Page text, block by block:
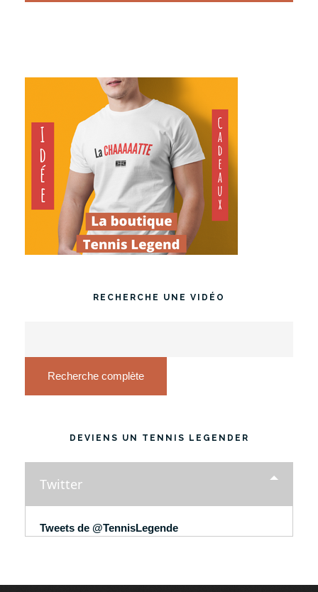
RECHERCHE UNE VIDÉO
Recherche complète
DEVIENS UN TENNIS LEGENDER
Twitter
Tweets de @TennisLegende